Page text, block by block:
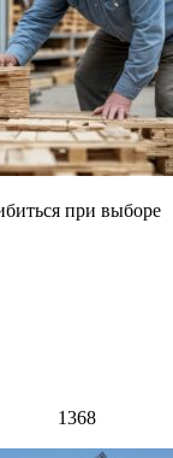
при выборе
1368